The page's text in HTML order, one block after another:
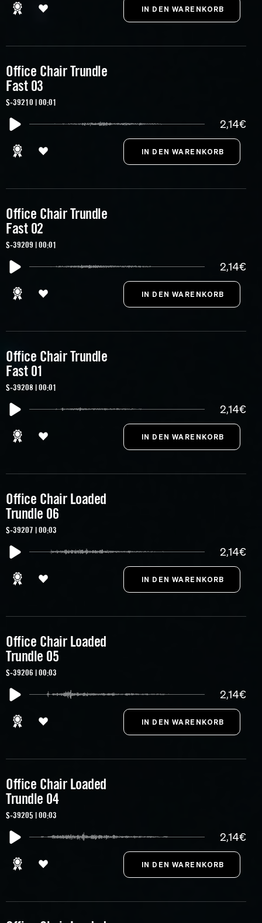
Office Chair Trundle
Fast 03
S-39210 | 00:01
2,14€
Office Chair Trundle
Fast 02
S-39209 | 00:01
2,14€
Office Chair Trundle
Fast 01
S-39208 | 00:01
2,14€
Office Chair Loaded
Trundle 06
S-39207 | 00:03
2,14€
Office Chair Loaded
Trundle 05
S-39206 | 00:03
2,14€
Office Chair Loaded
Trundle 04
S-39205 | 00:03
2,14€